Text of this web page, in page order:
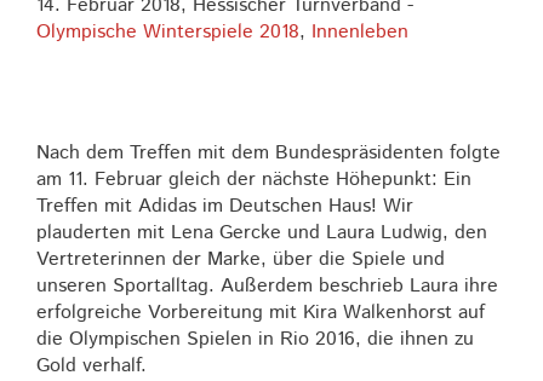
Olympische Winterspiele 2018, Innenleben
Nach dem Treffen mit dem Bundespräsidenten folgte
am 11. Februar gleich der nächste Höhepunkt: Ein
Treffen mit Adidas im Deutschen Haus! Wir
plauderten mit Lena Gercke und Laura Ludwig, den
Vertreterinnen der Marke, über die Spiele und
unseren Sportalltag. Außerdem beschrieb Laura ihre
erfolgreiche Vorbereitung mit Kira Walkenhorst auf
die Olympischen Spielen in Rio 2016, die ihnen zu
Gold verhalf.